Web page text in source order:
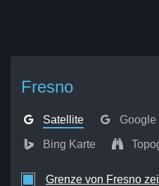
Fresno
Satellite Google
Bing Karte
Grenze von Fresno